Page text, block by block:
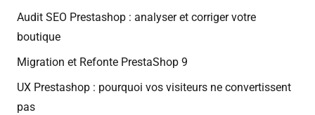
Audit SEO Prestashop : analyser et corriger votre
boutique
Migration et Refonte PrestaShop 9
UX Prestashop : pourquoi vos visiteurs ne convertissent
pas